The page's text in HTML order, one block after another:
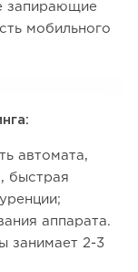
запирающие
мобильного
автомата,
быстрая
аппарата.
занимает 2-3